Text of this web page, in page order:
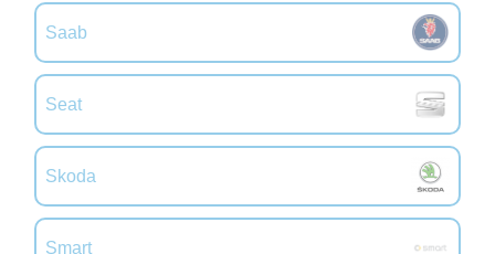
Saab
Seat
Skoda
Smart